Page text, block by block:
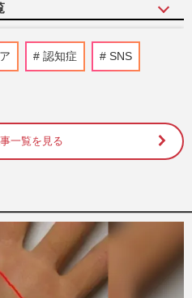
》インフルエンザより“リス
命を失う点では、圧倒的に
な違いと、身…
月11日号
慢強い“頑張り屋タイプ”は要
補給はただの水ではダメ」リ
月23日号
読シート】北原白秋『あめん
日一音読で呼吸力、嚥下機能
ルギー満点
4月28日・5月5日号 2026/4/28
認知症 SNS
一覧を見る